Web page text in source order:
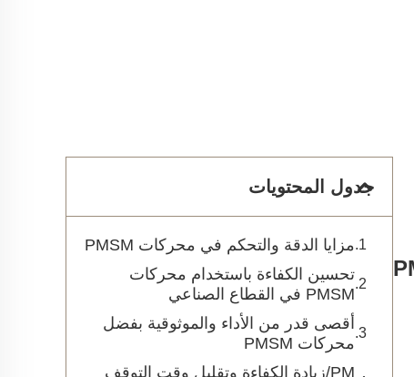
جدول المحتويات
مزايا الدقة والتحكم في محركات PMSM
تحسين الكفاءة باستخدام محركات
PMSM في القطاع الصناعي
أقصى قدر من الأداء والموثوقية بفضل
محركات PMSM
PM/زيادة الكفاءة وتقليل وقت التوقف